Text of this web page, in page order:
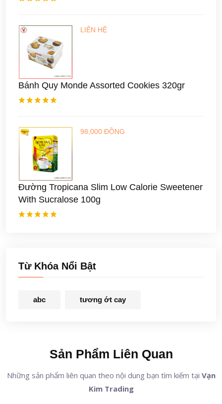
LIÊN HỆ
Bánh Quy Monde Assorted Cookies 320gr
98,000 ĐỒNG
Đường Tropicana Slim Low Calorie Sweetener
With Sucralose 100g
Từ Khóa Nổi Bật
abc tương ớt cay
Sản Phẩm Liên Quan
Những sản phẩm liên quan theo nội dung bạn tìm kiếm tại Vạn
Kim Trading